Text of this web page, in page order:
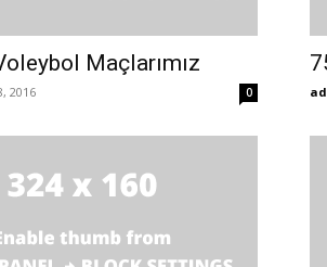
Maçlarımız
2016 0